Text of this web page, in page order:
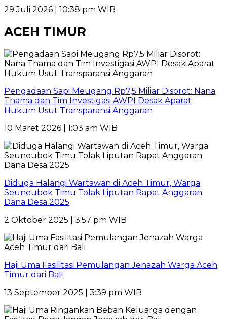
29 Juli 2026 | 10:38 pm WIB
ACEH TIMUR
Pengadaan Sapi Meugang Rp7,5 Miliar Disorot: Nana
Thama dan Tim Investigasi AWPI Desak Aparat
Hukum Usut Transparansi Anggaran
10 Maret 2026 | 1:03 am WIB
Diduga Halangi Wartawan di Aceh Timur, Warga
Seuneubok Timu Tolak Liputan Rapat Anggaran
Dana Desa 2025
2 Oktober 2025 | 3:57 pm WIB
Haji Uma Fasilitasi Pemulangan Jenazah Warga Aceh
Timur dari Bali
13 September 2025 | 3:39 pm WIB